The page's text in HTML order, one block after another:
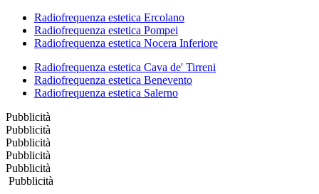
Radiofrequenza estetica Ercolano
Radiofrequenza estetica Pompei
Radiofrequenza estetica Nocera Inferiore
Radiofrequenza estetica Cava de' Tirreni
Radiofrequenza estetica Benevento
Radiofrequenza estetica Salerno
Pubblicità
Pubblicità
Pubblicità
Pubblicità
Pubblicità
Pubblicità